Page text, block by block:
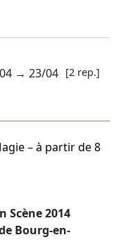
→23/04 [2 rep.]
– à partir de 8
Scène2014
Bourg-en-